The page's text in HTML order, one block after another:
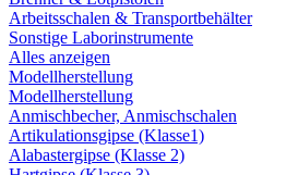
Arbeitsschalen & Transportbehälter
Sonstige Laborinstrumente
Alles anzeigen
Modellherstellung
Modellherstellung
Anmischbecher, Anmischschalen
Artikulationsgipse (Klasse1)
Alabastergipse (Klasse 2)